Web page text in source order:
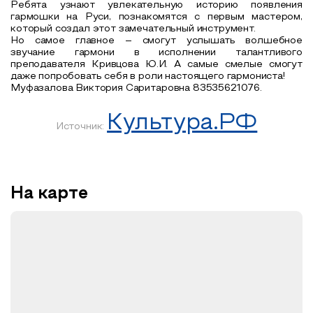
Ребята узнают увлекательную историю появления
гармошки на Руси, познакомятся с первым мастером,
который создал этот замечательный инструмент.
Но самое главное – смогут услышать волшебное
звучание гармони в исполнении талантливого
преподавателя Кривцова Ю.И. А самые смелые смогут
даже попробовать себя в роли настоящего гармониста!
Муфазалова Виктория Саритаровна 83535621076.
Источник: Культура.РФ
На карте